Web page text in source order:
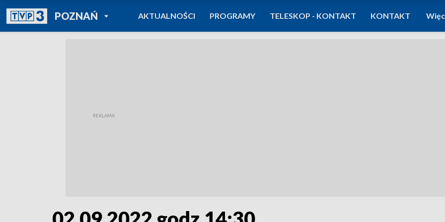
POZNAŃPOWRÓT DO
TVP REGIONY
AKTUALNOŚCI PROGRAMY TELESKOP - KONTAKT KONTAKT